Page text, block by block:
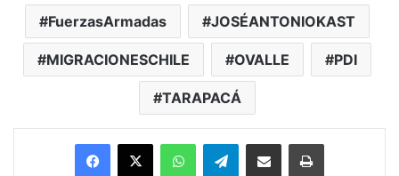
FuerzasArmadas JOSÉANTONIOKAST
MIGRACIONESCHILE OVALLE PDI
TARAPACÁ
Facebook
X WhatsAppTelegramEnviar vía email Imprimir